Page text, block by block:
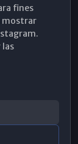
fines
mostrar
las